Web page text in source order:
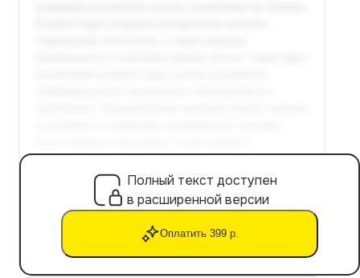
Полный текст доступен
в расширенной версии
Оплатить 399 р.